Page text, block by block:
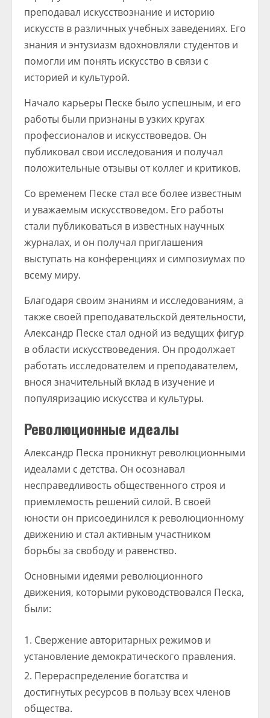
преподавал искусствознание и историю
искусств в различных учебных заведениях. Его
знания и энтузиазм вдохновляли студентов и
помогли им понять искусство в связи с
историей и культурой.
Начало карьеры Песке было успешным, и его
работы были признаны в узких кругах
профессионалов и искусствоведов. Он
публиковал свои исследования и получал
положительные отзывы от коллег и критиков.
Со временем Песке стал все более известным
и уважаемым искусствоведом. Его работы
стали публиковаться в известных научных
журналах, и он получал приглашения
выступать на конференциях и симпозиумах по
всему миру.
Благодаря своим знаниям и исследованиям, а
также своей преподавательской деятельности,
Александр Песке стал одной из ведущих фигур
в области искусствоведения. Он продолжает
работать исследователем и преподавателем,
внося значительный вклад в изучение и
популяризацию искусства и культуры.
Революционные идеалы
Александр Песка проникнут революционными
идеалами с детства. Он осознавал
несправедливость общественного строя и
приемлемость решений силой. В своей
юности он присоединился к революционному
движению и стал активным участником
борьбы за свободу и равенство.
Основными идеями революционного
движения, которыми руководствовался Песка,
были:
Свержение авторитарных режимов и
установление демократического правления.
Перераспределение богатства и
достигнутых ресурсов в пользу всех членов
общества.